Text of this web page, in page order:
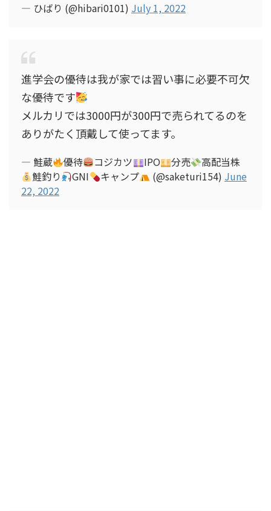
— ひばり (@hibari0101) July 1, 2022
進学会の優待は我が家では習い事に必要不可欠
な優待です
メルカリでは3000円が300円で売られてるのを
ありがたく頂戴して使ってます。
— 鮭蔵 優待 コジカツ IPO 分売
高配当株
鮭釣り
GNI キャンプ (@saketuri154) June
22, 2022